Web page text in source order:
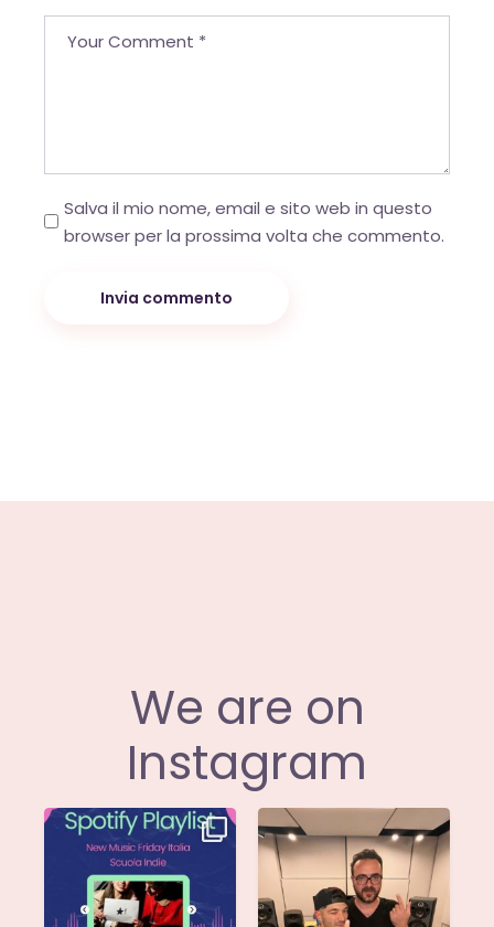
Salva il mio nome, email e sito web in questo
browser per la prossima volta che commento.
Invia commento
We are on
Instagram
Stella di
@musicadievandro è
disponibile su tutte
Siamo entusiasti di
annunciare che
@moseofficial